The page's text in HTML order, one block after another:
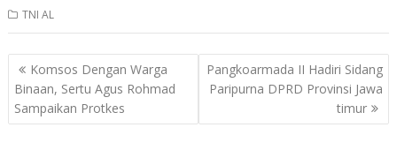
TNI AL
Post
navigation
Komsos Dengan Warga
Binaan, Sertu Agus Rohmad
Sampaikan Protkes
Pangkoarmada II Hadiri Sidang
Paripurna DPRD Provinsi Jawa
timur